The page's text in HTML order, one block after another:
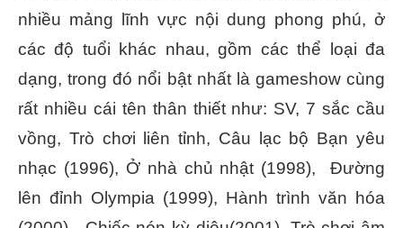
nhiều mảng lĩnh vực nội dung phong phú, ở
các độ tuổi khác nhau, gồm các thể loại đa
dạng, trong đó nổi bật nhất là gameshow cùng
rất nhiều cái tên thân thiết như: SV, 7 sắc cầu
vồng, Trò chơi liên tỉnh, Câu lạc bộ Bạn yêu
nhạc (1996), Ở nhà chủ nhật (1998), Đường
lên đỉnh Olympia (1999), Hành trình văn hóa